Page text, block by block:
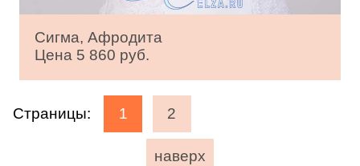
Сигма, Афродита
Цена 5 860 руб.
Страницы: 1 2
наверх